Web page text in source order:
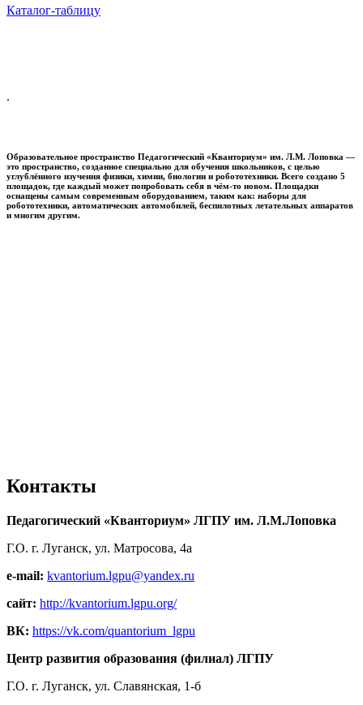
Каталог-таблицу
.
Образовательное пространство Педагогический «Кванториум» им. Л.М. Лоповка —
это пространство, созданное специально для обучения школьников, с целью
углублённого изучения физики, химии, биологии и робототехники. Всего создано 5
площадок, где каждый может попробовать себя в чём-то новом. Площадки
оснащены самым современным оборудованием, таким как: наборы для
робототехники, автоматических автомобилей, беспилотных летательных аппаратов
и многим другим.
Контакты
Педагогический «Кванториум» ЛГПУ им. Л.М.Лоповка
Г.О. г. Луганск, ул. Матросова, 4а
e-mail: kvantorium.lgpu@yandex.ru
сайт: http://kvantorium.lgpu.org/
ВК: https://vk.com/quantorium_lgpu
Центр развития образования (филиал) ЛГПУ
Г.О. г. Луганск, ул. Славянская, 1-б